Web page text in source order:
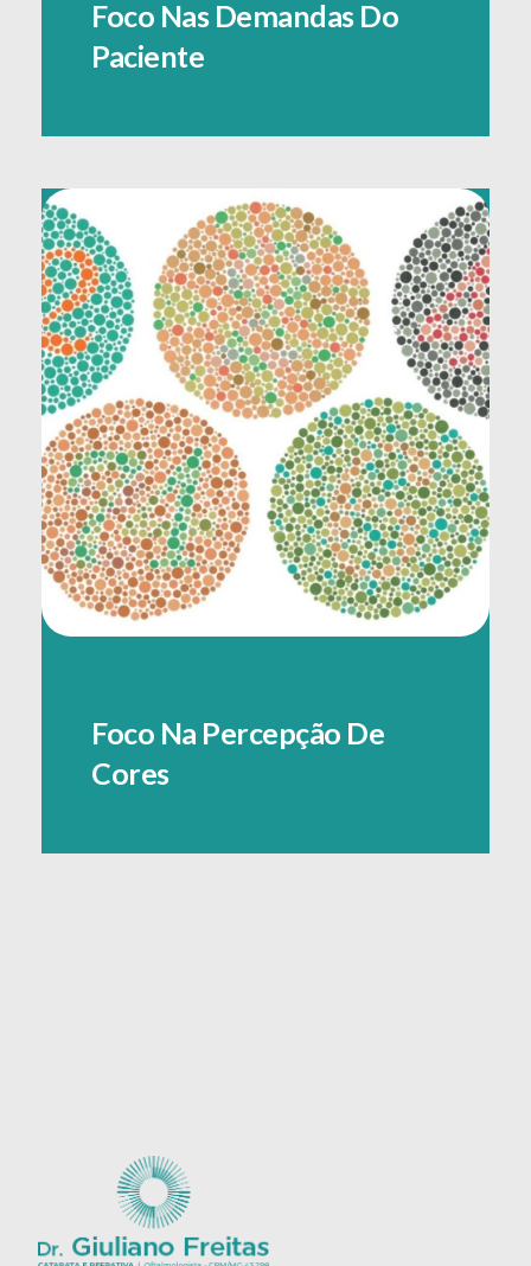
Foco Nas Demandas Do
Paciente
Foco Na Percepção De
Cores